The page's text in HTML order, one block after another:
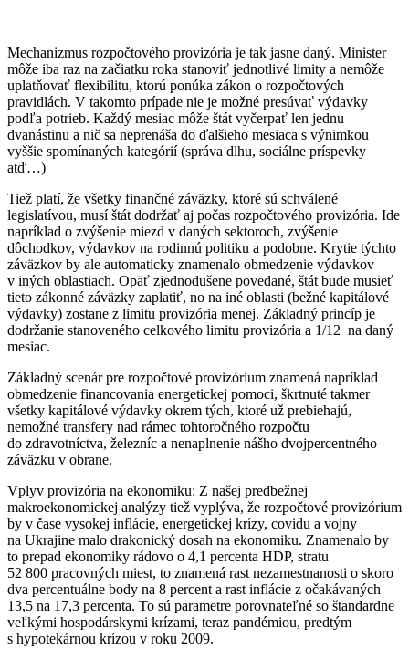
Mechanizmus rozpočtového provizória je tak jasne daný. Minister
môže iba raz na začiatku roka stanoviť jednotlivé limity a nemôže
uplatňovať flexibilitu, ktorú ponúka zákon o rozpočtových
pravidlách. V takomto prípade nie je možné presúvať výdavky
podľa potrieb. Každý mesiac môže štát vyčerpať len jednu
dvanástinu a nič sa neprenáša do ďalšieho mesiaca s výnimkou
vyššie spomínaných kategórií (správa dlhu, sociálne príspevky
atď…)
Tiež platí, že všetky finančné záväzky, ktoré sú schválené
legislatívou, musí štát dodržať aj počas rozpočtového provizória. Ide
napríklad o zvýšenie miezd v daných sektoroch, zvýšenie
dôchodkov, výdavkov na rodinnú politiku a podobne. Krytie týchto
záväzkov by ale automaticky znamenalo obmedzenie výdavkov
v iných oblastiach. Opäť zjednodušene povedané, štát bude musieť
tieto zákonné záväzky zaplatiť, no na iné oblasti (bežné kapitálové
výdavky) zostane z limitu provizória menej. Základný princíp je
dodržanie stanoveného celkového limitu provizória a 1/12 na daný
mesiac.
Základný scenár pre rozpočtové provizórium znamená napríklad
obmedzenie financovania energetickej pomoci, škrtnuté takmer
všetky kapitálové výdavky okrem tých, ktoré už prebiehajú,
nemožné transfery nad rámec tohtoročného rozpočtu
do zdravotníctva, železníc a nenaplnenie nášho dvojpercentného
záväzku v obrane.
Vplyv provizória na ekonomiku: Z našej predbežnej
makroekonomickej analýzy tiež vyplýva, že rozpočtové provizórium
by v čase vysokej inflácie, energetickej krízy, covidu a vojny
na Ukrajine malo drakonický dosah na ekonomiku. Znamenalo by
to prepad ekonomiky rádovo o 4,1 percenta HDP, stratu
52 800 pracovných miest, to znamená rast nezamestnanosti o skoro
dva percentuálne body na 8 percent a rast inflácie z očakávaných
13,5 na 17,3 percenta. To sú parametre porovnateľné so štandardne
veľkými hospodárskymi krízami, teraz pandémiou, predtým
s hypotekárnou krízou v roku 2009.